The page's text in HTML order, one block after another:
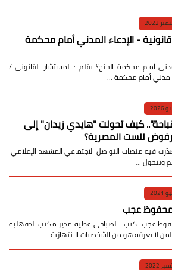
- الإدعاء المدني أمام محكمة
أمام محكمة الجنح؟ بقلم : المستشار القانوني /
مدني أمام محكمة …
كيف تحولت "هايدي زيدان" إلى
للست المصرية؟
فيه منصات التواصل الاجتماعي المشهد الإعلامي،
وتتحول …
عجب
عجب كتب : الصباحي عطية مدير مكتب الدقهلية
يعرفه هو من الشخصيات الانتهازية ا…